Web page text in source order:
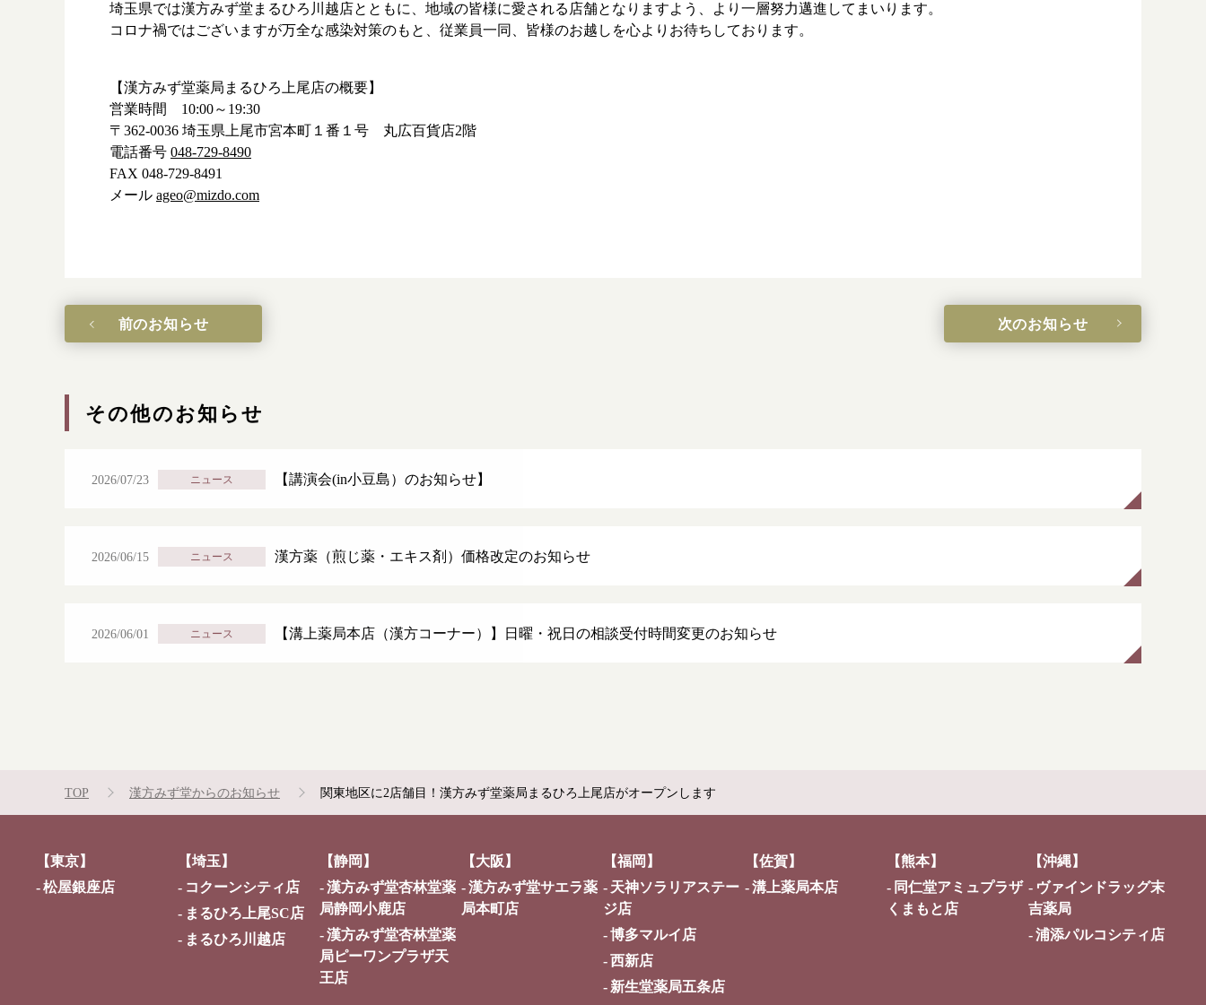
埼玉県では漢方みず堂まるひろ川越店とともに、地域の皆様に愛される店舗となりますよう、より一層努力邁進してまいります。
コロナ禍ではございますが万全な感染対策のもと、従業員一同、皆様のお越しを心よりお待ちしております。
【漢方みず堂薬局まるひろ上尾店の概要】
営業時間 10:00～19:30
〒362-0036 埼玉県上尾市宮本町１番１号 丸広百貨店2階
電話番号 048-729-8490
FAX 048-729-8491
メール ageo@mizdo.com
前のお知らせ 次のお知らせ
その他のお知らせ
2026/07/23 ニュース 【講演会(in小豆島）のお知らせ】
2026/06/15 ニュース 漢方薬（煎じ薬・エキス剤）価格改定のお知らせ
2026/06/01 ニュース 【溝上薬局本店（漢方コーナー）】日曜・祝日の相談受付時間変更のお知らせ
TOP 漢方みず堂からのお知らせ 関東地区に2店舗目！漢方みず堂薬局まるひろ上尾店がオープンします
【東京】
松屋銀座店
【埼玉】
コクーンシティ店
まるひろ上尾SC店
まるひろ川越店
【静岡】
漢方みず堂杏林堂薬
局静岡小鹿店
漢方みず堂杏林堂薬
局ピーワンプラザ天
王店
【大阪】
漢方みず堂サエラ薬
局本町店
【福岡】
天神ソラリアステー
ジ店
博多マルイ店
西新店
新生堂薬局五条店
【佐賀】
溝上薬局本店
【熊本】
同仁堂アミュプラザ
くまもと店
【沖縄】
ヴァインドラッグ末
吉薬局
浦添パルコシティ店